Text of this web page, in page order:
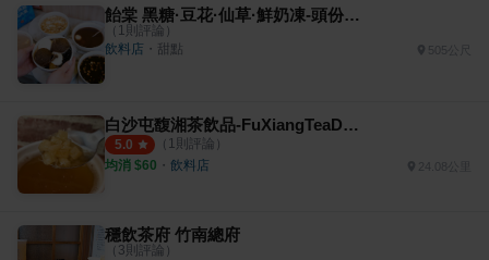
飴棠 黑糖·豆花·仙草·鮮奶凍-頭份建國店
（ 1則評論）
飲料店 ・ 甜點 505公尺
白沙屯馥湘茶飲品-FuXiangTeaDrink
5.0 （ 1則評論）
均消 $60 ・ 飲料店 24.08公里
穩飲茶府 竹南總府
（ 3則評論）